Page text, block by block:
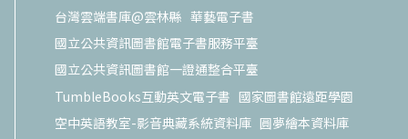
台灣雲端書庫@雲林縣 華藝電子書
國立公共資訊圖書館電子書服務平臺
國立公共資訊圖書館一證通整合平臺
TumbleBooks互動英文電子書 國家圖書館遠距學園
空中英語教室-影音典藏系統資料庫 圓夢繪本資料庫